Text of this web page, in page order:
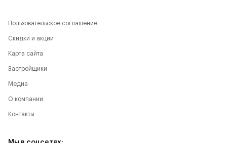
Пользовательское соглашение
Скидки и акции
Карта сайта
Застройщики
Медиа
О компании
Контакты